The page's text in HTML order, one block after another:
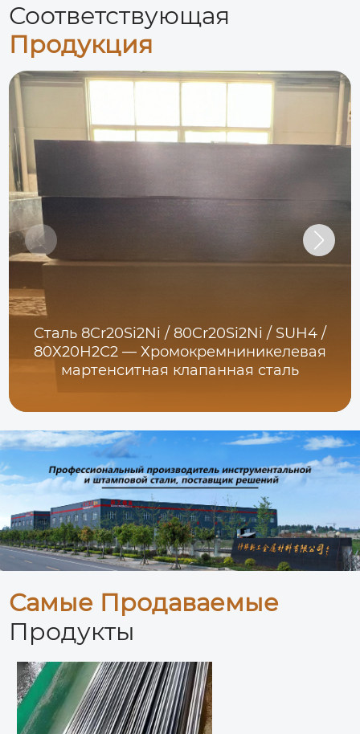
Соответствующая
Продукция
Сталь 8Cr20Si2Ni / 80Cr20Si2Ni / SUH4 /
80Х20Н2С2 — Хромокремниникелевая
мартенситная клапанная сталь
Самые Продаваемые
Продукты